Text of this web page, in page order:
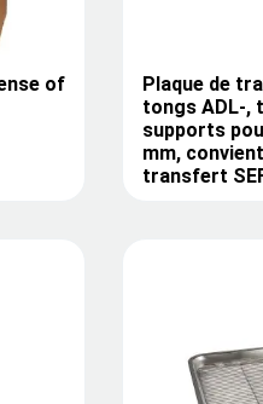
of
Plaque de
tongs ADL-,
supports
mm,
transfert